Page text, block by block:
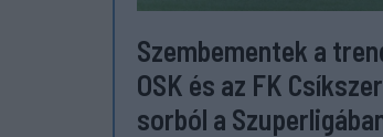
Szembementek a
OSK és az FK
sorból a